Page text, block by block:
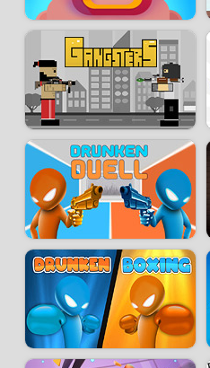
Développeur :Camiloh488- Joué